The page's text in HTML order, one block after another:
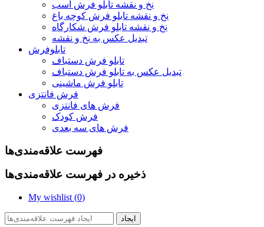
نخ و نقشه تابلو فرش اسب
نخ و نقشه تابلو فرش کوچه باغ
نخ و نقشه تابلو فرش شکارگاه
تبدیل عکس به نخ و نقشه
تابلوفرش
تابلو فرش دستباف
تبدیل عکس به تابلو فرش دستباف
تابلو فرش ماشینی
فرش فانتزی
فرش های فانتزی
فرش کودک
فرش های سه بعدی
فهرست علاقه‌مندی‌ها
ذخیره در فهرست علاقه‌مندی‌ها
My wishlist (0)
ایجاد